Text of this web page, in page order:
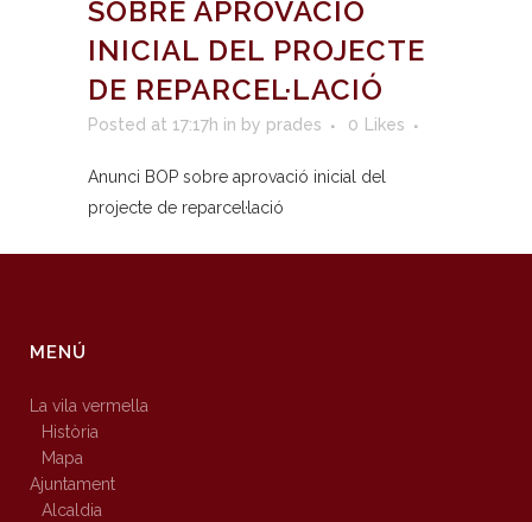
SOBRE APROVACIÓ
INICIAL DEL PROJECTE
DE REPARCEL·LACIÓ
Posted at 17:17h in by prades 0 Likes
Anunci BOP sobre aprovació inicial del
projecte de reparcel·lació
MENÚ
La vila vermella
Història
Mapa
Ajuntament
Alcaldia